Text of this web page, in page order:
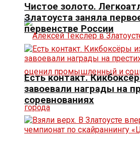
Чистое золото.
Златоуста заняла
первенстве России
Есть контакт.
завоевали награды на
соревнованиях